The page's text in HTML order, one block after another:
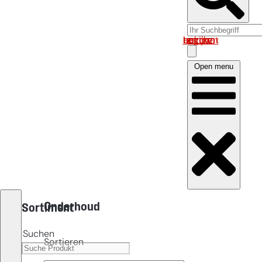
Log in om uw account te bekijken
Open menu
Sortiment
Suchen
Onderhoud
Sortieren